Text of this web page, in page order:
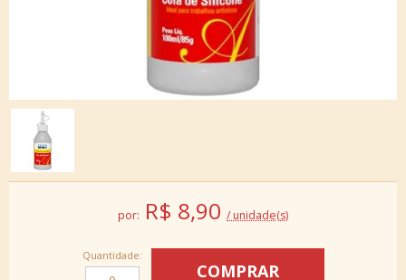
por: R$ 8,90 / unidade(s)
Quantidade: